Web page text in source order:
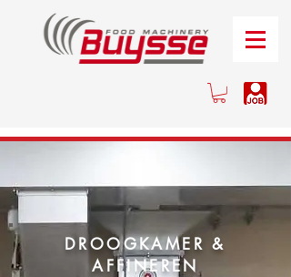
DROOGKAMER &
AFFINEREN